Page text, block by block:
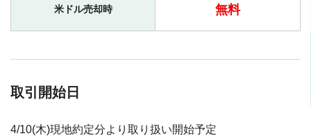
米ドル売却時 無料
取引開始日
4/10(木)現地約定分より取り扱い開始予定